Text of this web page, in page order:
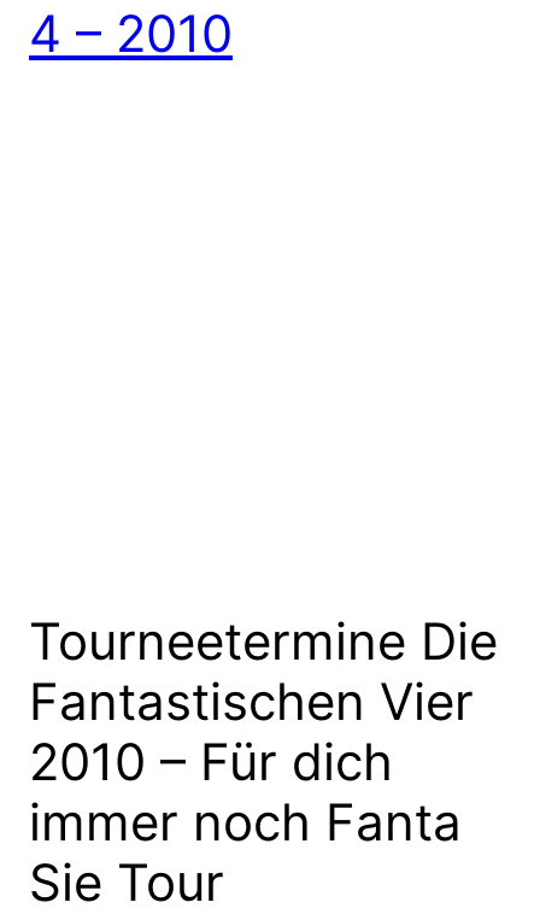
4 – 2010
Tourneetermine Die
Fantastischen Vier
2010 – Für dich
immer noch Fanta
Sie Tour